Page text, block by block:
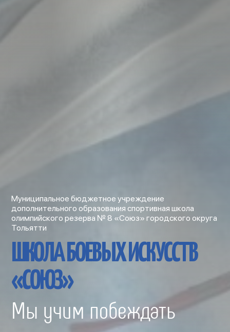
Муниципальное бюджетное учреждение
дополнительного образования спортивная школа
олимпийского резерва № 8 «Союз» городского округа
Тольятти
ШКОЛА БОЕВЫХ ИСКУССТВ
«СОЮЗ»
Мы учим побеждать